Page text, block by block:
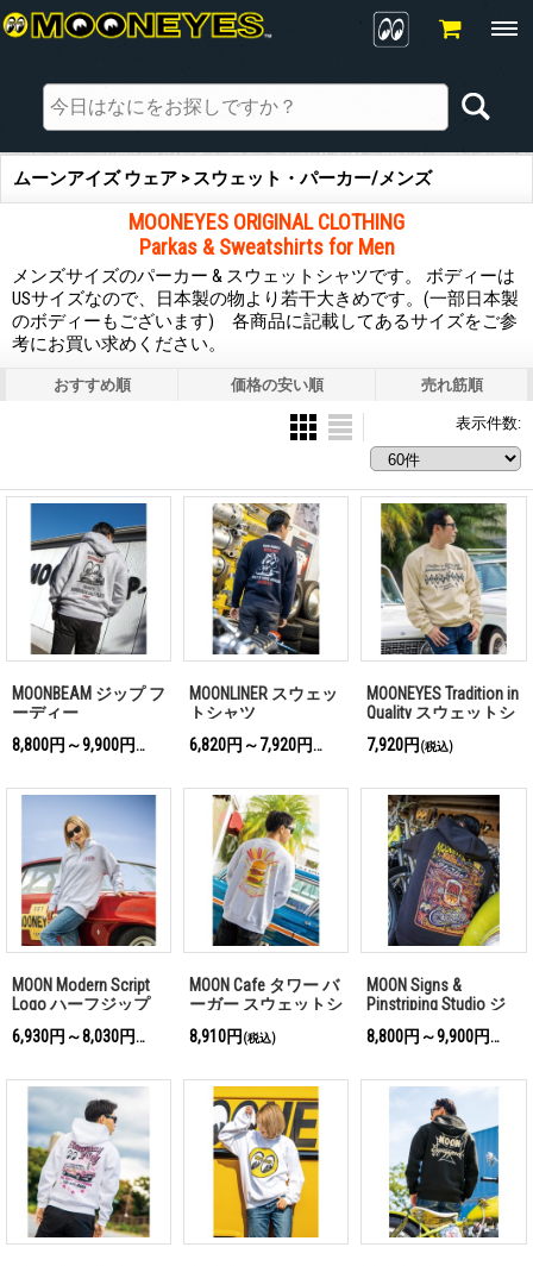
ムーンアイズ ウェア > スウェット・パーカー/メンズ
MOONEYES ORIGINAL CLOTHING
Parkas & Sweatshirts for Men
メンズサイズのパーカー & スウェットシャツです。 ボディーは
USサイズなので、日本製の物より若干大きめです。(一部日本製
のボディーもございます) 各商品に記載してあるサイズをご参
考にお買い求めください。
おすすめ順 価格の安い順 売れ筋順
表示件数:
MOONBEAM ジップ フ
ーディー
8,800円～9,900円
(税込)
MOONLINER スウェッ
トシャツ
6,820円～7,920円
(税込)
MOONEYES Tradition in
Quality スウェットシ
7,920円 (税込)
MOON Modern Script
Logo ハーフジップ
6,930円～8,030円
(税込)
MOON Cafe タワー バ
ーガー スウェットシ
8,910円 (税込)
MOON Signs &
Pinstriping Studio ジ
8,800円～9,900円
(税込)